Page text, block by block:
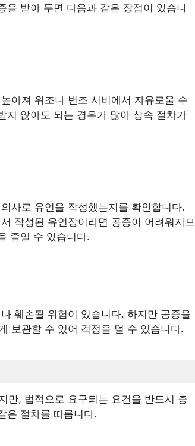
을 받아 두면 다음과 같은 장점이 있습니
아져 위조나 변조 시비에서 자유로울 수
지 않아도 되는 경우가 많아 상속 절차가
사로 유언을 작성했는지를 확인합니다.
작성된 유언장이라면 공증이 어려워지므
줄일 수 있습니다.
훼손될 위험이 있습니다. 하지만 공증을
보관할 수 있어 걱정을 덜 수 있습니다.
만, 법적으로 요구되는 요건을 반드시 충
은 절차를 따릅니다.